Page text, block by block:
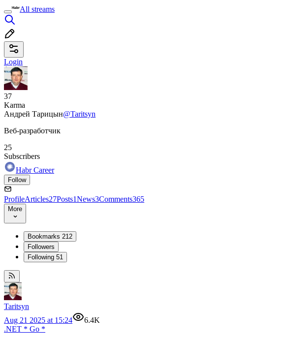
All streams
Login
37
Karma
Андрей Тарицын@Taritsyn
Веб-разработчик
25
Subscribers
Habr Career
Follow
ProfileArticles27Posts1News3Comments365
More
Bookmarks 212
Followers
Following 51
Taritsyn
Aug 21 2025 at 15:24
6.4K
.NET * Go *